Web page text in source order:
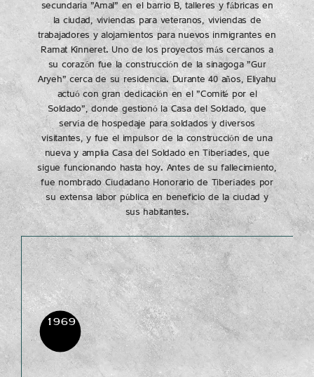
secundaria "Amal" en el barrio B, talleres y fábricas en
la ciudad, viviendas para veteranos, viviendas de
trabajadores y alojamientos para nuevos inmigrantes en
Ramat Kinneret. Uno de los proyectos más cercanos a
su corazón fue la construcción de la sinagoga "Gur
Aryeh" cerca de su residencia. Durante 40 años, Eliyahu
actuó con gran dedicación en el "Comité por el
Soldado", donde gestionó la Casa del Soldado, que
servía de hospedaje para soldados y diversos
visitantes, y fue el impulsor de la construcción de una
nueva y amplia Casa del Soldado en Tiberíades, que
sigue funcionando hasta hoy. Antes de su fallecimiento,
fue nombrado Ciudadano Honorario de Tiberíades por
su extensa labor pública en beneficio de la ciudad y
sus habitantes.
1969